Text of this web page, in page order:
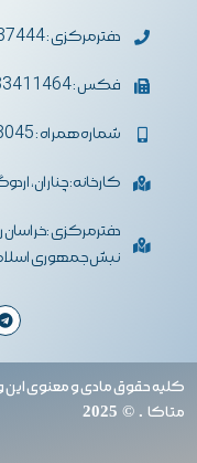
دفترمرکزی : 05133437444
فکس : 05133411464
شماره همراه : 09153148045
کارخانه: چناران،
دفترمرکزی
نبش جمهوری اسلامی 13
کلیه حقوق مادی و معنوی
متاکا . © 2025